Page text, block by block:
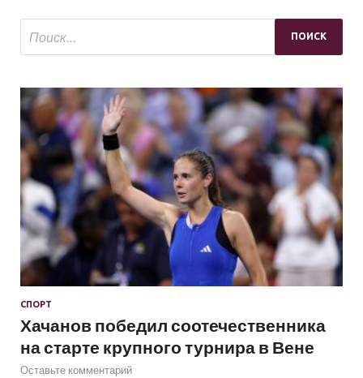
СПОРТ
Хачанов победил соотечественника
на старте крупного турнира в Вене
Оставьте комментарий